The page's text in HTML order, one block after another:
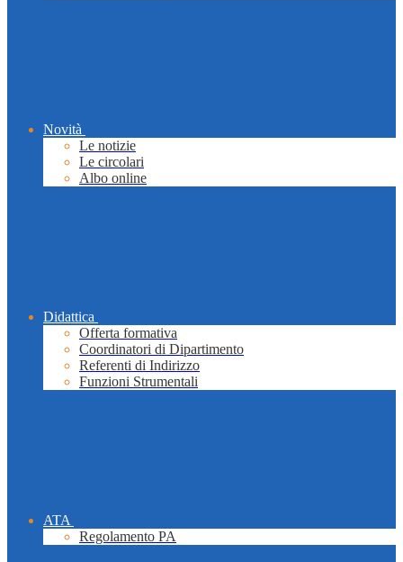
Novità
Le notizie
Le circolari
Albo online
Didattica
Offerta formativa
Coordinatori di Dipartimento
Referenti di Indirizzo
Funzioni Strumentali
ATA
Regolamento PA